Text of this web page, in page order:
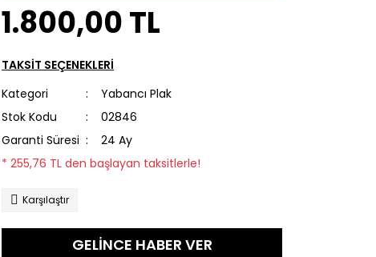
1.800,00 TL
TAKSİT SEÇENEKLERİ
Kategori
Yabancı Plak
Stok Kodu
02846
Garanti Süresi
24 Ay
* 255,76 TL den başlayan taksitlerle!
Karşılaştır
GELİNCE HABER VER